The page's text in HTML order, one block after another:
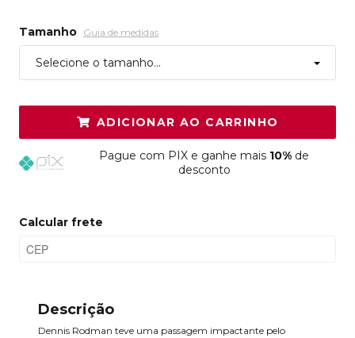
Tamanho Guia de medidas
Selecione o tamanho...
ADICIONAR AO CARRINHO
Pague com PIX e ganhe mais 10% de
desconto
Calcular frete
Descrição
Dennis Rodman teve uma passagem impactante pelo